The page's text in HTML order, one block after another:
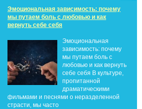
Эмоциональная зависимость: почему
мы путаем боль с любовью и как
вернуть себе себя
Эмоциональная
зависимость: почему
мы путаем боль с
любовью и как вернуть
себе себя В культуре,
пропитанной
драматическими
фильмами и песнями о неразделенной
страсти, мы часто